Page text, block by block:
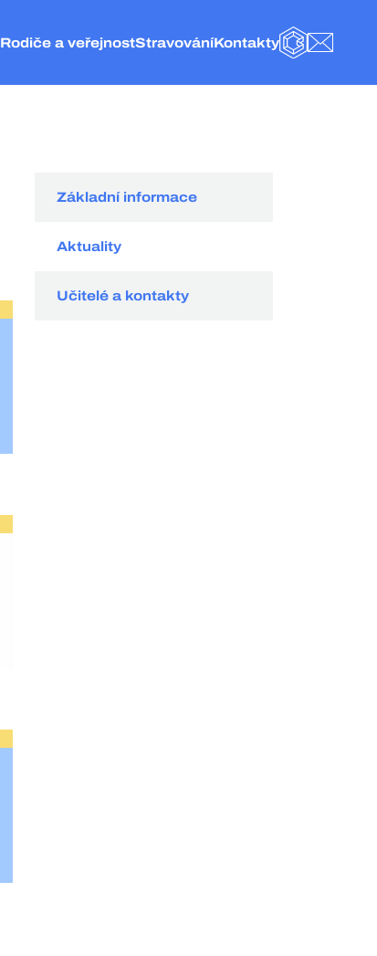
Rodiče a veřejnost
Hospodářská činnost
Stravování
Kategorie strávníků
Kontakty
BAKALÁŘI
E-MAIL
Základní informace
Aktuality
Učitelé a kontakty